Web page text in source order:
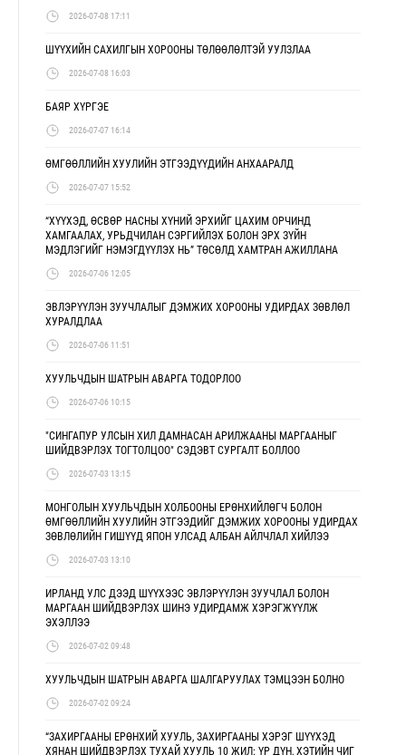
2026-07-08 17:11
ШҮҮХИЙН САХИЛГЫН ХОРООНЫ ТӨЛӨӨЛӨЛТЭЙ УУЛЗЛАА
2026-07-08 16:03
БАЯР ХҮРГЭЕ
2026-07-07 16:14
ӨМГӨӨЛЛИЙН ХУУЛИЙН ЭТГЭЭДҮҮДИЙН АНХААРАЛД
2026-07-07 15:52
“ХҮҮХЭД, ӨСВӨР НАСНЫ ХҮНИЙ ЭРХИЙГ ЦАХИМ ОРЧИНД
ХАМГААЛАХ, УРЬДЧИЛАН СЭРГИЙЛЭХ БОЛОН ЭРХ ЗҮЙН
МЭДЛЭГИЙГ НЭМЭГДҮҮЛЭХ НЬ” ТӨСӨЛД ХАМТРАН АЖИЛЛАНА
2026-07-06 12:05
ЭВЛЭРҮҮЛЭН ЗУУЧЛАЛЫГ ДЭМЖИХ ХОРООНЫ УДИРДАХ ЗӨВЛӨЛ
ХУРАЛДЛАА
2026-07-06 11:51
ХУУЛЬЧДЫН ШАТРЫН АВАРГА ТОДОРЛОО
2026-07-06 10:15
"СИНГАПУР УЛСЫН ХИЛ ДАМНАСАН АРИЛЖААНЫ МАРГААНЫГ
ШИЙДВЭРЛЭХ ТОГТОЛЦОО" СЭДЭВТ СУРГАЛТ БОЛЛОО
2026-07-03 13:15
МОНГОЛЫН ХУУЛЬЧДЫН ХОЛБООНЫ ЕРӨНХИЙЛӨГЧ БОЛОН
ӨМГӨӨЛЛИЙН ХУУЛИЙН ЭТГЭЭДИЙГ ДЭМЖИХ ХОРООНЫ УДИРДАХ
ЗӨВЛӨЛИЙН ГИШҮҮД ЯПОН УЛСАД АЛБАН АЙЛЧЛАЛ ХИЙЛЭЭ
2026-07-03 13:10
ИРЛАНД УЛС ДЭЭД ШҮҮХЭЭС ЭВЛЭРҮҮЛЭН ЗУУЧЛАЛ БОЛОН
МАРГААН ШИЙДВЭРЛЭХ ШИНЭ УДИРДАМЖ ХЭРЭГЖҮҮЛЖ
ЭХЭЛЛЭЭ
2026-07-02 09:48
ХУУЛЬЧДЫН ШАТРЫН АВАРГА ШАЛГАРУУЛАХ ТЭМЦЭЭН БОЛНО
2026-07-02 09:24
“ЗАХИРГААНЫ ЕРӨНХИЙ ХУУЛЬ, ЗАХИРГААНЫ ХЭРЭГ ШҮҮХЭД
ХЯНАН ШИЙДВЭРЛЭХ ТУХАЙ ХУУЛЬ 10 ЖИЛ: ҮР ДҮН, ХЭТИЙН ЧИГ